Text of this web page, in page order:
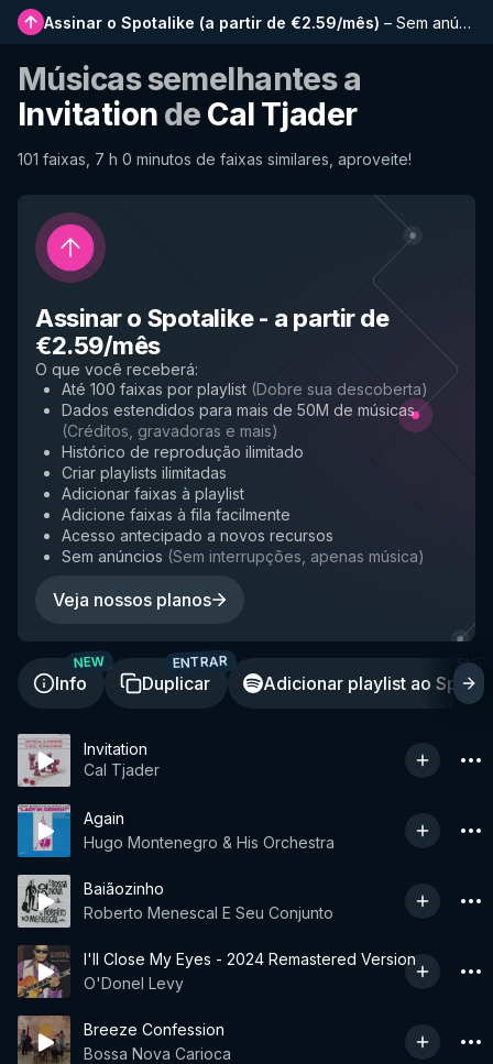
Assinar o Spotalike (a partir de €2.59/mês) – Sem anúncios, playlists mais longas, histórico completo e acesso antecipado a novos recursos
Músicas semelhantes a
Invitation de Cal Tjader
101 faixas, 7 h 0 minutos de faixas similares, aproveite!
Assinar o Spotalike- a partir de
€2.59/mês
O que você receberá:
Até 100 faixas por playlist (Dobre sua descoberta)
Dados estendidos para mais de 50M de músicas
(Créditos, gravadoras e mais)
Histórico de reprodução ilimitado
Criar playlists ilimitadas
Adicionar faixas à playlist
Adicione faixas à fila facilmente
Acesso antecipado a novos recursos
Sem anúncios (Sem interrupções, apenas música)
Veja nossos planos
Info
NEW
Duplicar
ENTRAR
Adicionar playlist ao
Invitation
Cal Tjader
Again
Hugo Montenegro & His Orchestra
Baiãozinho
Roberto Menescal E Seu Conjunto
I'll Close My Eyes - 2024 Remastered Version
O'Donel Levy
Breeze Confession
Bossa Nova Carioca